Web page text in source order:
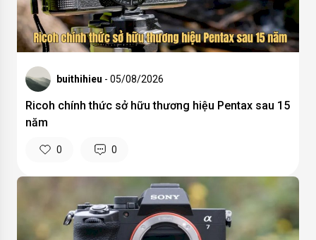
buithihieu - 05/08/2026
Ricoh chính thức sở hữu thương hiệu Pentax sau 15
năm
0 0